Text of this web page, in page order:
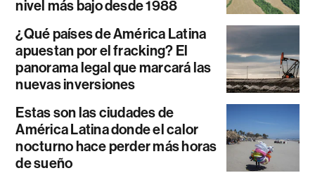
nivel más bajo desde 1988
¿Qué países de América Latina
apuestan por el fracking? El
panorama legal que marcará las
nuevas inversiones
Estas son las ciudades de
América Latina donde el calor
nocturno hace perder más horas
de sueño